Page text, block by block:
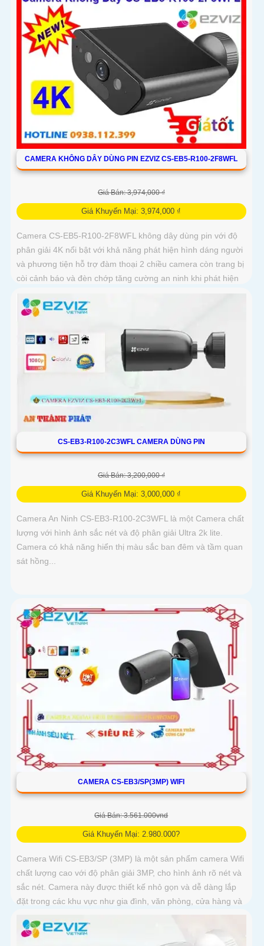
tiết. Camera An Ninh CS-CB5-R100-2F8WFL có khả năng còi
hú, đèn chớp báo động, Wifi Không Dây, chức năng AI deep
learning phân biệt người & phương tiện
CAMERA KHÔNG DÂY DÙNG PIN EZVIZ CS-EB5-R100-2F8WFL
Giá Bán: 3,974,000 ₫
Giá Khuyến Mại: 3,974,000 ₫
Camera CS-EB5-R100-2F8WFL không dây dùng pin với độ
phân giải 4K nổi bật với khả năng phát hiện hình dáng người
và phương tiện hỗ trợ đàm thoại 2 chiều camera còn trang bị
còi cảnh báo và đèn chớp tăng cường an ninh khi phát hiện
và pin sạc đạt chuẩn IP65 chống nước và bụi giúp hoạt động
CS-EB3-R100-2C3WFL CAMERA DÙNG PIN
Giá Bán: 3,200,000 ₫
Giá Khuyến Mại: 3,000,000 ₫
Camera An Ninh CS-EB3-R100-2C3WFL là một Camera chất
lượng với hình ảnh sắc nét và độ phân giải Ultra 2k lite.
Camera có khả năng hiển thị màu sắc ban đêm và tầm quan
sát hồng...
CAMERA CS-EB3/SP(3MP) WIFI
Giá Bán: 3.561.000vnd
Giá Khuyến Mại: 2.980.000?
Camera Wifi CS-EB3/SP (3MP) là một sản phẩm camera Wifi
chất lượng cao với độ phân giải 3MP, cho hình ảnh rõ nét và
sắc nét. Camera này được thiết kế nhỏ gọn và dễ dàng lắp
đặt trong các khu vực như gia đình, văn phòng, cửa hàng và